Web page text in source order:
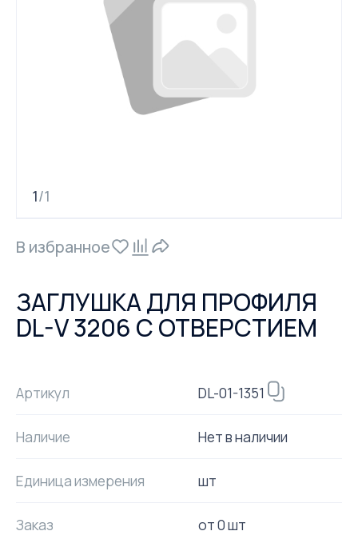
1/1
В избранное
ЗАГЛУШКА ДЛЯ ПРОФИЛЯ
DL-V 3206 С ОТВЕРСТИЕМ
Артикул DL-01-1351
Наличие Нет в наличии
Единица измерения шт
Заказ от0шт